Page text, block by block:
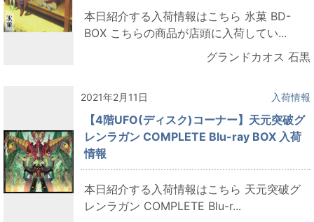
本日紹介する入荷情報はこちら 氷菓 BD-
BOX こちらの商品が店頭に入荷してい...
グランドカオス 石黒
2021年2月11日 入荷情報
【4階UFO(ディスク)コーナー】天元突破グ
レンラガン COMPLETE Blu-ray BOX 入荷
情報
本日紹介する入荷情報はこちら 天元突破グ
レンラガン COMPLETE Blu-r...